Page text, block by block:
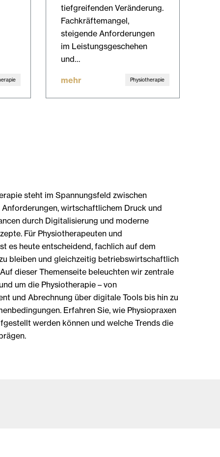
tiefgreifenden Veränderung.
Fachkräftemangel,
steigende Anforderungen
im Leistungsgeschehen
und…
mehr Physiotherapie
steht im Spannungsfeld zwischen
wirtschaftlichem Druck und
durch Digitalisierung und moderne
Für Physiotherapeuten und
es heute entscheidend, fachlich auf dem
bleiben und gleichzeitig betriebswirtschaftlich
dieser Themenseite beleuchten wir zentrale
um die Physiotherapie – von
und Abrechnung über digitale Tools bis hin zu
Erfahren Sie, wie Physiopraxen
werden können und welche Trends die